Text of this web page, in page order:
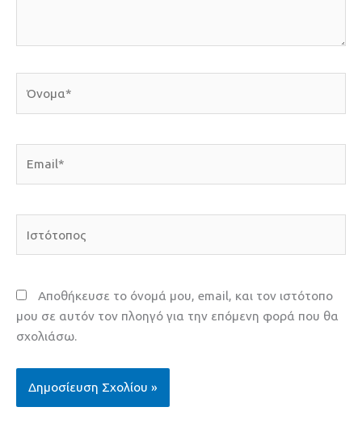
Αποθήκευσε το όνομά μου, email, και τον ιστότοπο
μου σε αυτόν τον πλοηγό για την επόμενη φορά που θα
σχολιάσω.